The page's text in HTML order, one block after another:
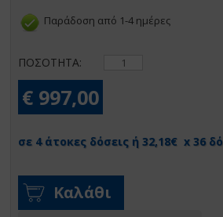
Παράδοση από 1-4 ημέρες
ΠΟΣΟΤΗΤΑ:
€ 997,00
σε 4 άτοκες δόσεις ή 32,18€ x 36
Καλάθι